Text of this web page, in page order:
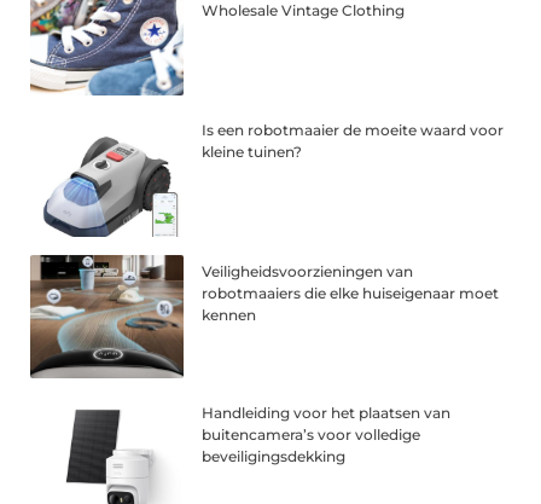
Wholesale Vintage Clothing
Is een robotmaaier de moeite waard voor
kleine tuinen?
Veiligheidsvoorzieningen van
robotmaaiers die elke huiseigenaar moet
kennen
Handleiding voor het plaatsen van
buitencamera’s voor volledige
beveiligingsdekking